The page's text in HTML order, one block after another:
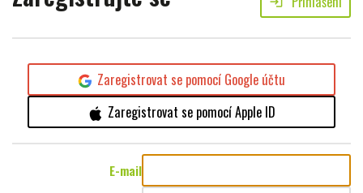
Zaregistrovat se pomocí Google účtu
Zaregistrovat se pomocí Apple ID
E-mail